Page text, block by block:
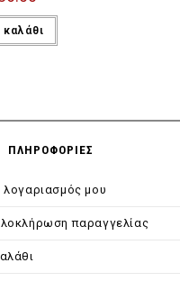
τιμή
είναι:
€636.00.
ΠΛΗΡΟΦΟΡΙΕΣ
λογαριασμός μου
παραγγελίας